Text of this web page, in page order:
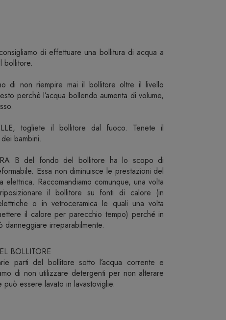
di effettuare una bollitura di acqua a
bollitore.
di non riempire mai il bollitore oltre il livello
perchè l’acqua bollendo aumenta di volume,
togliete il bollitore dal fuoco. Tenete il
bambini.
B del fondo del bollitore ha lo scopo di
Essa non diminuisce le prestazioni del
elettrica. Raccomandiamo comunque, una volta
il bollitore su fonti di calore (in
o in vetroceramica le quali una volta
il calore per parecchio tempo) perché in
irreparabilmente.
BOLLITORE
parti del bollitore sotto l’acqua corrente e
di non utilizzare detergenti per non alterare
essere lavato in lavastoviglie.